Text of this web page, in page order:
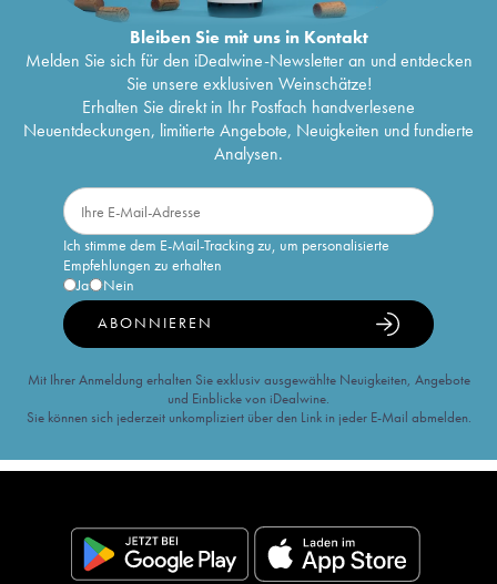
Bleiben Sie mit uns in Kontakt
Melden Sie sich für den iDealwine-Newsletter an und entdecken
Sie unsere exklusiven Weinschätze!
Erhalten Sie direkt in Ihr Postfach handverlesene
Neuentdeckungen, limitierte Angebote, Neuigkeiten und fundierte
Analysen.
Ich stimme dem E-Mail-Tracking zu, um personalisierte
Empfehlungen zu erhalten
Ja
Nein
ABONNIEREN
Mit Ihrer Anmeldung erhalten Sie exklusiv ausgewählte Neuigkeiten, Angebote
und Einblicke von iDealwine.
Sie können sich jederzeit unkompliziert über den Link in jeder E-Mail abmelden.